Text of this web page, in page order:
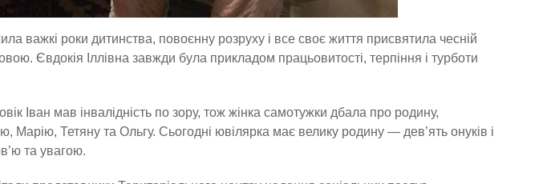
важкі роки дитинства, повоєнну розруху і все своє життя присвятила чесній
Євдокія Іллівна завжди була прикладом працьовитості, терпіння і турботи
Іван мав інвалідність по зору, тож жінка самотужки дбала про родину,
Марію, Тетяну та Ольгу. Сьогодні ювілярка має велику родину — дев’ять онуків і
та увагою.